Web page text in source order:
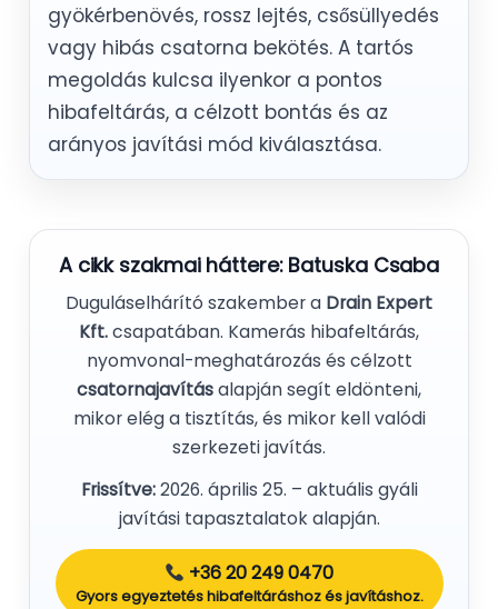
gyökérbenövés, rossz lejtés, csősüllyedés
vagy hibás csatorna bekötés. A tartós
megoldás kulcsa ilyenkor a pontos
hibafeltárás, a célzott bontás és az
arányos javítási mód kiválasztása.
A cikk szakmai háttere: Batuska Csaba
Duguláselhárító szakember a Drain Expert
Kft.csapatában. Kamerás hibafeltárás,
nyomvonal-meghatározás és célzott
csatornajavításalapján segít eldönteni,
mikor elég a tisztítás, és mikor kell valódi
szerkezeti javítás.
Frissítve:2026. április 25. – aktuális gyáli
javítási tapasztalatok alapján.
+36 20 249 0470
Gyors egyeztetés hibafeltáráshoz és javításhoz.